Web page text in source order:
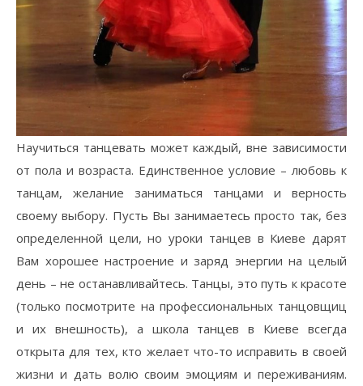
Научиться танцевать может каждый, вне зависимости
от пола и возраста. Единственное условие – любовь к
танцам, желание заниматься танцами и верность
своему выбору. Пусть Вы занимаетесь просто так, без
определенной цели, но уроки танцев в Киеве дарят
Вам хорошее настроение и заряд энергии на целый
день – не останавливайтесь. Танцы, это путь к красоте
(только посмотрите на профессиональных танцовщиц
и их внешность), а школа танцев в Киеве всегда
открыта для тех, кто желает что-то исправить в своей
жизни и дать волю своим эмоциям и переживаниям.